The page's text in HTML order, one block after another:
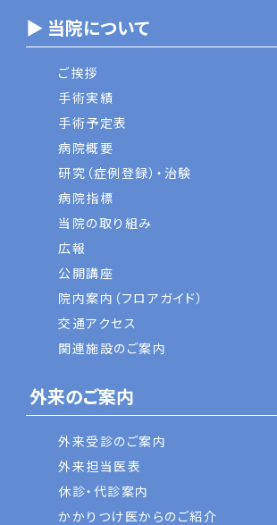
▶ 当院について
ご挨拶
手術実績
手術予定表
病院概要
研究（症例登録）・治験
病院指標
当院の取り組み
広報
公開講座
院内案内（フロアガイド）
交通アクセス
関連施設のご案内
外来のご案内
外来受診のご案内
外来担当医表
休診・代診案内
かかりつけ医からのご紹介